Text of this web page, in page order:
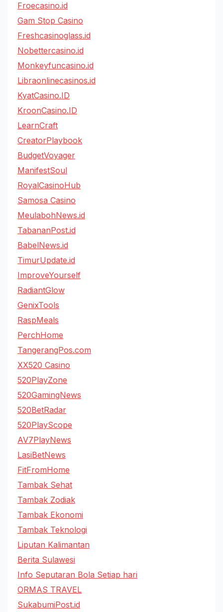
Froecasino.id
Gam Stop Casino
Freshcasinoglass.id
Nobettercasino.id
Monkeyfuncasino.id
Libraonlinecasinos.id
KyatCasino.ID
KroonCasino.ID
LearnCraft
CreatorPlaybook
BudgetVoyager
ManifestSoul
RoyalCasinoHub
Samosa Casino
MeulabohNews.id
TabananPost.id
BabelNews.id
TimurUpdate.id
ImproveYourself
RadiantGlow
GenixTools
RaspMeals
PerchHome
TangerangPos.com
XX520 Casino
520PlayZone
520GamingNews
520BetRadar
520PlayScope
AV7PlayNews
LasiBetNews
FitFromHome
Tambak Sehat
Tambak Zodiak
Tambak Ekonomi
Tambak Teknologi
Liputan Kalimantan
Berita Sulawesi
Info Seputaran Bola Setiap hari
ORMAS TRAVEL
SukabumiPost.id